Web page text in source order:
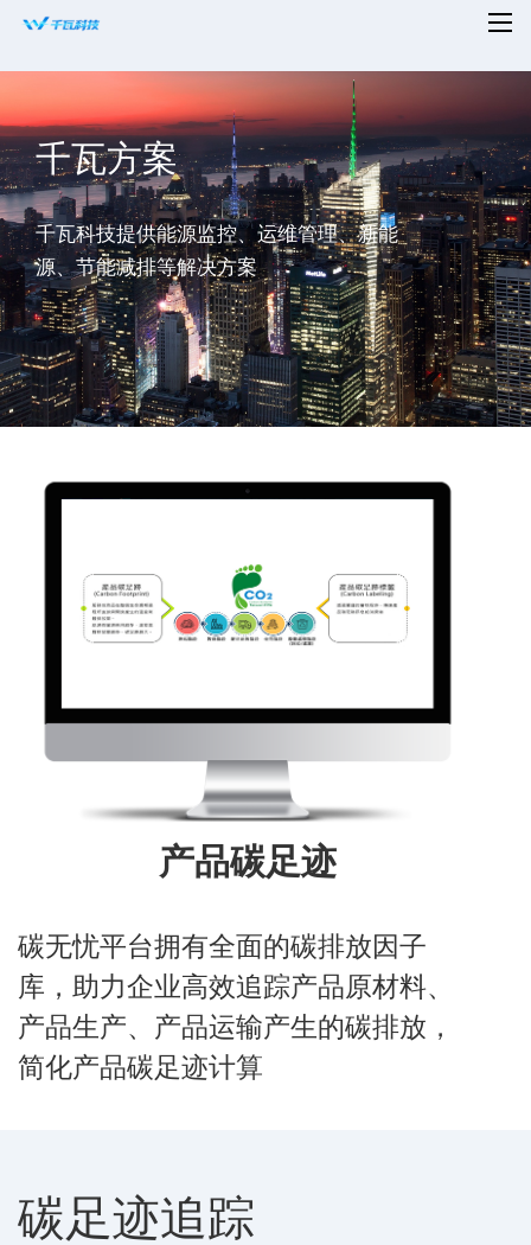
平台赋能
解决方案
新闻资讯
适配设备
知名案例
合作共赢
千瓦方案
千瓦科技提供能源监控、运维管理、新能
源、节能减排等解决方案
产品碳足迹
碳无忧平台拥有全面的碳排放因子
库，助力企业高效追踪产品原材料、
产品生产、产品运输产生的碳排放，
简化产品碳足迹计算
碳足迹追踪